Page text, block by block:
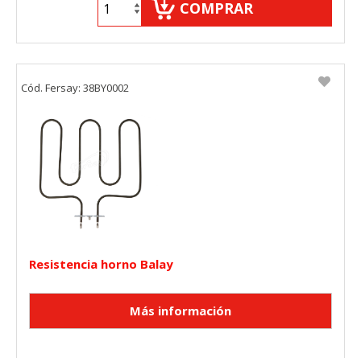
COMPRAR
Resistencia horno Balay
Cód. Fersay: 38BY0002
Cookies Utilizadas:
_utma,_utmb,_utmc,_utmz,_utmt,_utmz,_atuvc,_atuvs, _ga,
_gid, _evPromtCookies
Cookies dirigidas
sitio por nuestros socios publicitarios. Pueden ser
utilizadas por esas empresas para crear un perfil de sus
intereses y mostrarle anuncios relevantes en otros sitios.
No almacenan directamente información personal, sino
que se basan en la identificación única de su navegador y
dispositivo de Internet.
Cookies Utilizadas:
_evAd, _evCoupon, _evSubscription, _evPromt
GUARDAR CONFIGURACIÓN